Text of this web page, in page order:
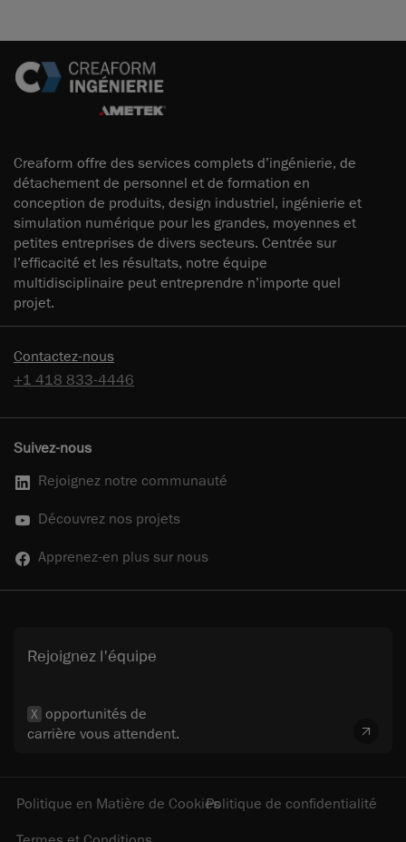
Creaform offre des services complets d’ingénierie, de
détachement de personnel et de formation en
conception de produits, design industriel, ingénierie et
simulation numérique pour les grandes, moyennes et
petites entreprises de divers secteurs. Centrée sur
l’efficacité et les résultats, notre équipe
multidisciplinaire peut entreprendre n’importe quel
projet.
Contactez-nous
+1 418 833-4446
Suivez-nous
Rejoignez notre communauté
Découvrez nos projets
Apprenez-en plus sur nous
Rejoignez l'équipe
X opportunités de
carrière vous attendent.
Politique en Matière de CookiesPolitique de confidentialité